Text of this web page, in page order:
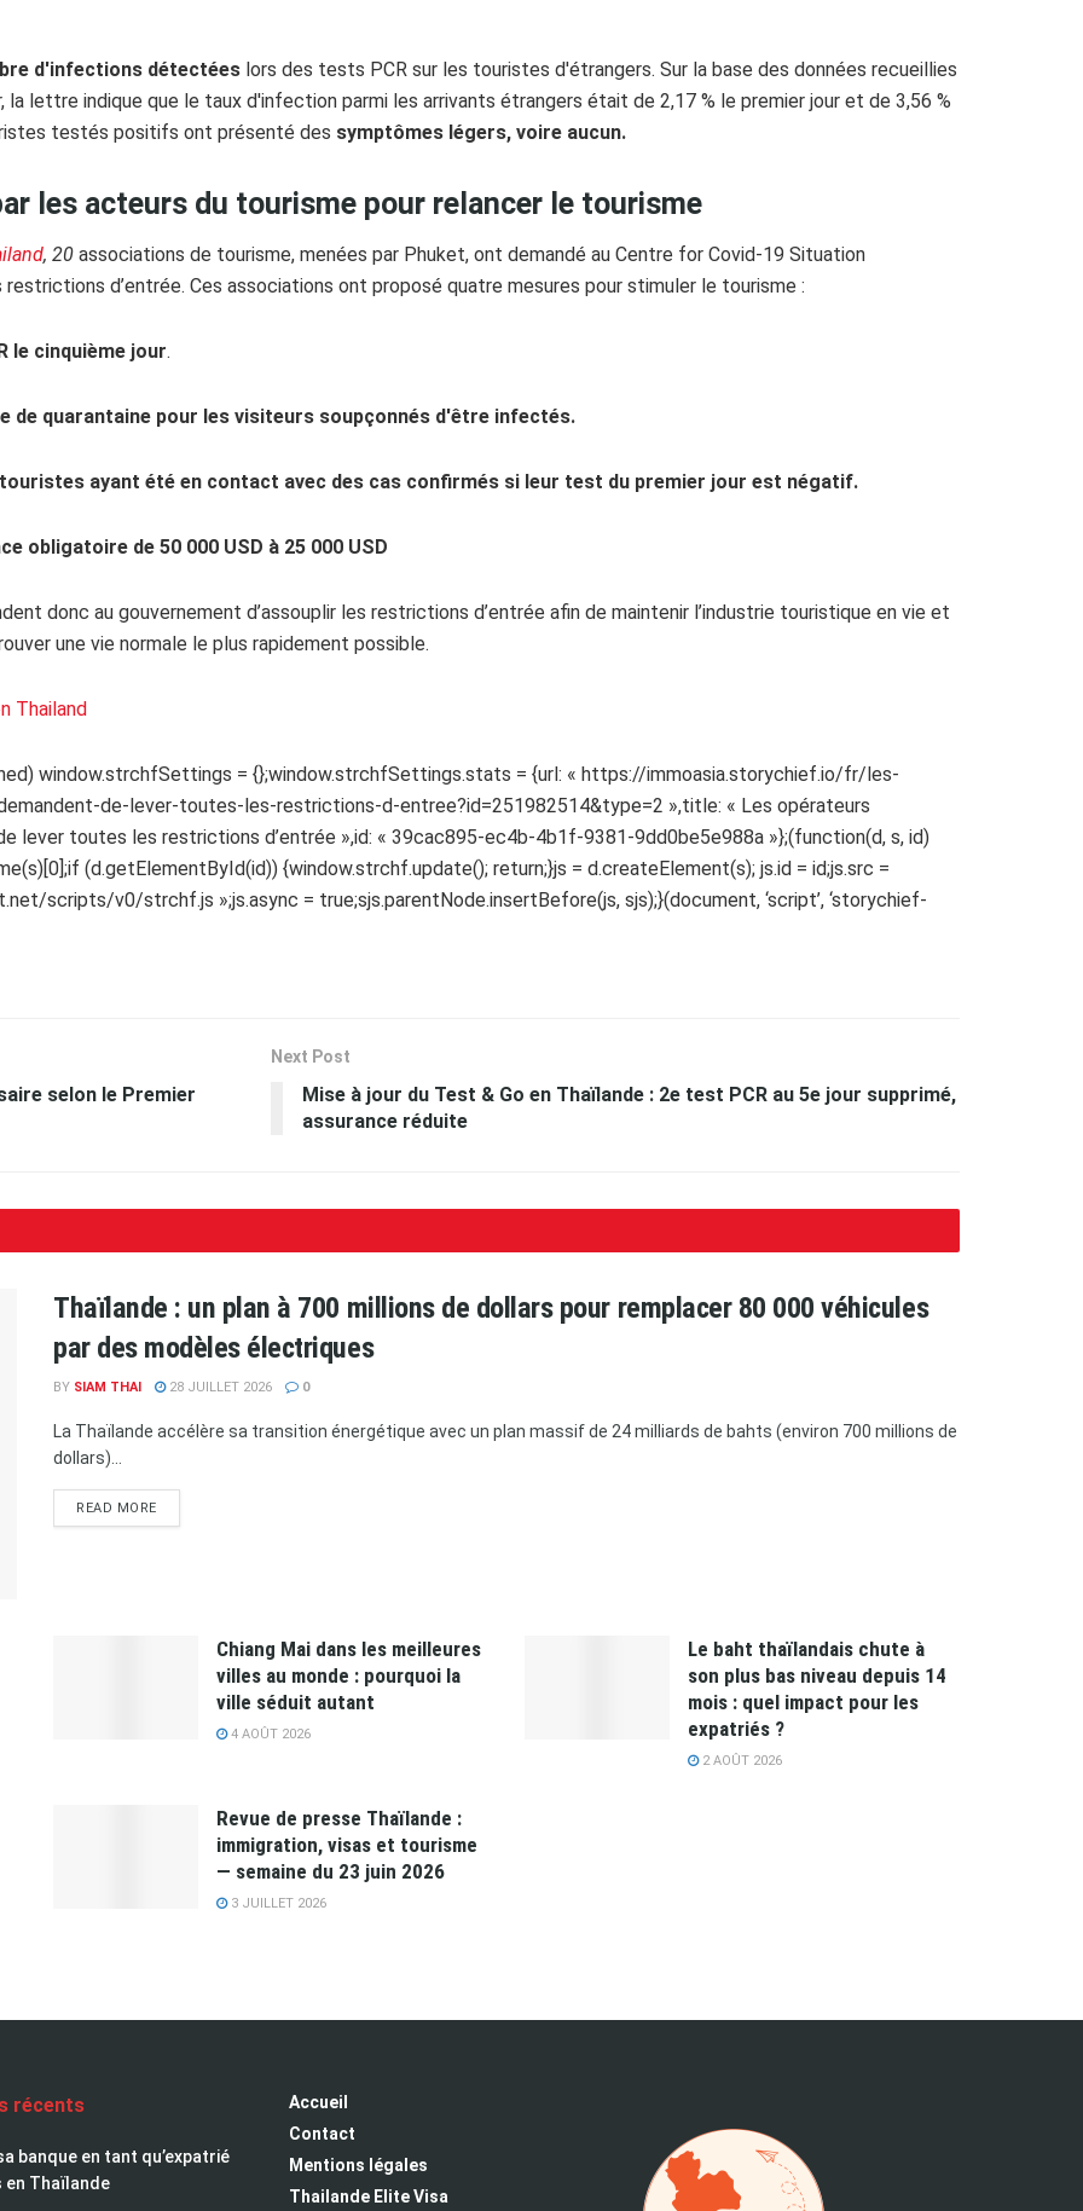
d'infections détectées lors des tests PCR sur les touristes d'étrangers. Sur la base des données recueillies
lettre indique que le taux d'infection parmi les arrivants étrangers était de 2,17 % le premier jour et de 3,56 %
testés positifs ont présenté des symptômes légers, voire aucun.
les acteurs du tourisme pour relancer le tourisme
, 20 associations de tourisme, menées par Phuket, ont demandé au Centre for Covid-19 Situation
restrictions d’entrée. Ces associations ont proposé quatre mesures pour stimuler le tourisme :
le cinquième jour.
de quarantaine pour les visiteurs soupçonnés d'être infectés.
ayant été en contact avec des cas confirmés si leur test du premier jour est négatif.
obligatoire de 50 000 USD à 25 000 USD
donc au gouvernement d’assouplir les restrictions d’entrée afin de maintenir l’industrie touristique en vie et
une vie normale le plus rapidement possible.
Thailand
window.strchfSettings = {};window.strchfSettings.stats = {url: « https://immoasia.storychief.io/fr/les-
de-lever-toutes-les-restrictions-d-entree?id=251982514&type=2 »,title: « Les opérateurs
lever toutes les restrictions d’entrée »,id: « 39cac895-ec4b-4b1f-9381-9dd0be5e988a »};(function(d, s, id)
(d.getElementById(id)) {window.strchf.update(); return;}js = d.createElement(s); js.id = id;js.src =
scripts/v0/strchf.js »;js.async = true;sjs.parentNode.insertBefore(js, sjs);}(document, ‘script’, ‘storychief-
selon le Premier
Next Post
Mise à jour du Test & Go en Thaïlande : 2e test PCR au 5e jour supprimé,
assurance réduite
Thaïlande : un plan à 700 millions de dollars pour remplacer 80 000 véhicules
par des modèles électriques
BY SIAM THAI 28 JUILLET 2026 0
La Thaïlande accélère sa transition énergétique avec un plan massif de 24 milliards de bahts (environ 700 millions de
dollars)...
READ MORE
Chiang Mai dans les meilleures
villes au monde : pourquoi la
ville séduit autant
4 AOÛT 2026
Le baht thaïlandais chute à
son plus bas niveau depuis 14
mois : quel impact pour les
expatriés ?
2 AOÛT 2026
Revue de presse Thaïlande :
immigration, visas et tourisme
— semaine du 23 juin 2026
3 JUILLET 2026
récents
banque en tant qu’expatrié
Thaïlande
Accueil
Contact
Mentions légales
Thailande Elite Visa